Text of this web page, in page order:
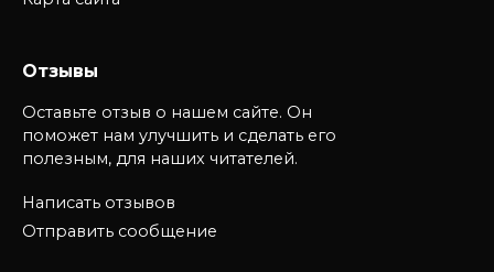
Отзывы
Оставьте отзыв о нашем сайте. Он
поможет нам улучшить и сделать его
полезным, для наших читателей.
Написать отзывов
Отправить сообщение